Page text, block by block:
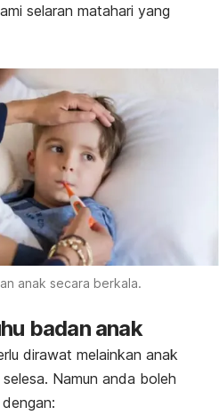
selaran matahari yang
anak secara berkala.
badan anak
dirawat melainkan anak
Namun anda boleh